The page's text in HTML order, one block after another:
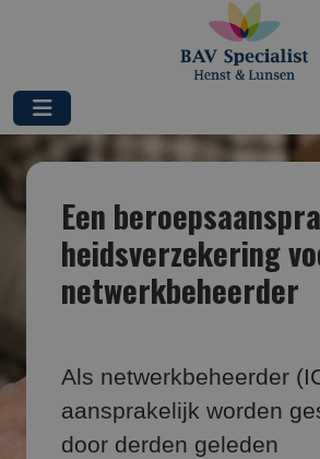
Een
heids­verzekering
netwerkbeheerder
Als netwerkbeheerder
aansprakelijk worden
door derden geleden